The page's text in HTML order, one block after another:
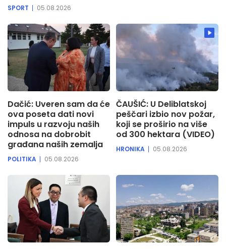
SPORT 05.08.2026
Dačić: Uveren sam da će
ova poseta dati novi
impuls u razvoju naših
odnosa na dobrobit
građana naših zemalja
POLITIKA 05.08.2026
ČAUŠIĆ: U Deliblatskoj
peščari izbio nov požar,
koji se proširio na više
od 300 hektara (VIDEO)
HRONIKA 05.08.2026